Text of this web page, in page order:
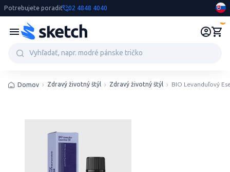
Potrebujete poradiť 02 4848 4040
Domov Zdravý životný štýl Zdravý životný štýl BIO Levanduľový